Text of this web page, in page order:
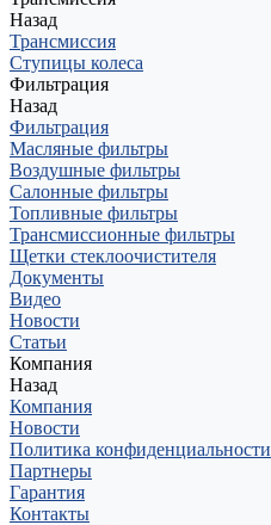
Назад
Трансмиссия
Ступицы колеса
Фильтрация
Назад
Фильтрация
Масляные фильтры
Воздушные фильтры
Салонные фильтры
Топливные фильтры
Трансмиссионные фильтры
Щетки стеклоочистителя
Документы
Видео
Новости
Статьи
Компания
Назад
Компания
Новости
Политика конфиденциальности
Партнеры
Гарантия
Контакты